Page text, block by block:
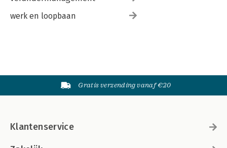
werk en loopbaan
Gratis verzending vanaf €20
Klantenservice